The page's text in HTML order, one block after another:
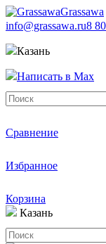
Grassawa
info@grassawa.ru8
Казань
Написать в Max
Сравнение
Избранное
Корзина
Казань